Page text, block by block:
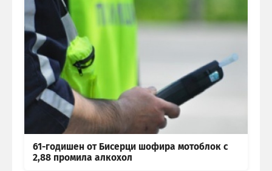
61-годишен от Бисерци шофира мотоблок с
2,88 промила алкохол